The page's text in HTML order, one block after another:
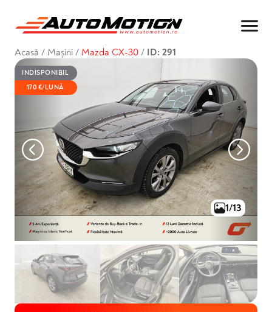
Acasă / Mașini / Mazda CX-30 / ID: 291
INDISPONIBIL
170 €/LUNĂ
1/13